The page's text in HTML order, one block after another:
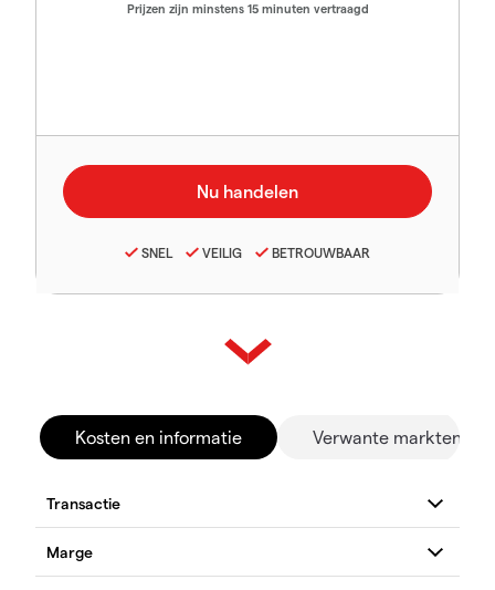
Prijzen zijn minstens 15 minuten vertraagd
SNEL VEILIG BETROUWBAAR
Kosten en informatie Verwante markten